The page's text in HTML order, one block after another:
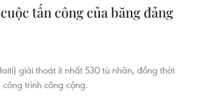
tấn công của băng đảng
giải thoát ít nhất 530 tù nhân, đồng thời
trình công cộng.